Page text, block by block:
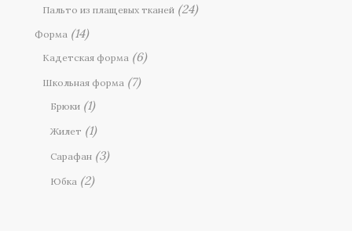
Пальто из плащевых тканей (24)
Форма (14)
Кадетская форма (6)
Школьная форма (7)
Брюки (1)
Жилет (1)
Сарафан (3)
Юбка (2)